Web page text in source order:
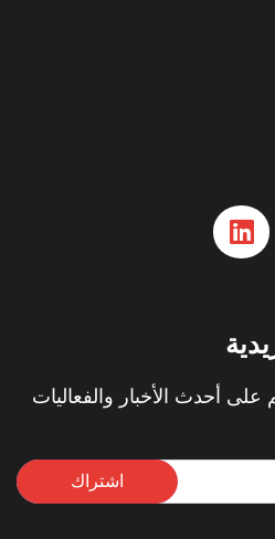
أحدث الأخبار والفعاليات
اشتراك